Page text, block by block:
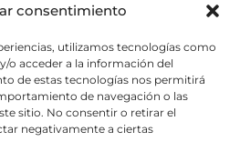
consentimiento
utilizamos tecnologías como
o acceder a la información del
de estas tecnologías nos permitirá
de navegación o las
sitio. No consentir o retirar el
negativamente a ciertas